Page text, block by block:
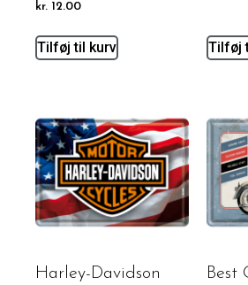
kr. 12.00
Tilføj til kurv Tilføj
Harley-Davidson
Best